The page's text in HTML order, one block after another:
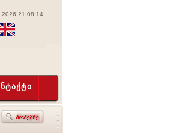
2026 21:08:14